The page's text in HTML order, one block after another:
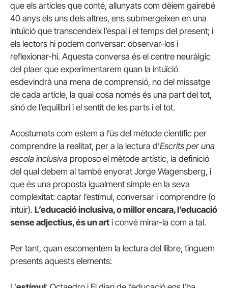
que els articles que conté, allunyats com dèiem gairebé
40 anys els uns dels altres, ens submergeixen en una
intuïció que transcendeix l’espai i el temps del present; i
els lectors hi podem conversar: observar-los i
reflexionar-hi. Aquesta conversa és el centre neuràlgic
del plaer que experimentarem quan la intuïció
esdevindrà una mena de comprensió, no del missatge
de cada article, la qual cosa només és una part del tot,
sinó de l’equilibri i el sentit de les parts i el tot.
Acostumats com estem a l’ús del mètode científic per
comprendre la realitat, per a la lectura d’Escrits per una
escola inclusiva proposo el mètode artístic, la definició
del qual debem al també enyorat Jorge Wagensberg, i
que és una proposta igualment simple en la seva
complexitat: captar l’estímul, conversar i comprendre (o
intuir). L’educació inclusiva, o millor encara, l’educació
sense adjectius, és un art i convé mirar-la com a tal.
Per tant, quan escomentem la lectura del llibre, tinguem
presents aquests elements: